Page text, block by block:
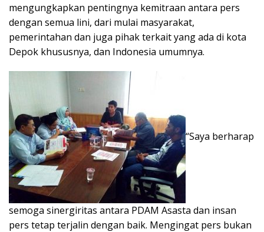
mengungkapkan pentingnya kemitraan antara pers
dengan semua lini, dari mulai masyarakat,
pemerintahan dan juga pihak terkait yang ada di kota
Depok khususnya, dan Indonesia umumnya.
“Saya berharap
semoga sinergiritas antara PDAM Asasta dan insan
pers tetap terjalin dengan baik. Mengingat pers bukan